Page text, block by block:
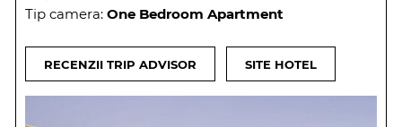
Tip camera: One Bedroom Apartment
RECENZII TRIP ADVISOR SITE HOTEL